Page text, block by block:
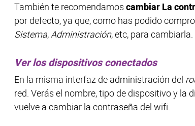
También te recomendamoscambiar La
por defecto, ya que, como has podido
Sistema,Administración, etc, para cambiarla.
Ver los dispositivos conectados
En la misma interfaz de administración del
red. Verás el nombre, tipo de dispositivo y la
vuelve a cambiar la contraseña del wifi.